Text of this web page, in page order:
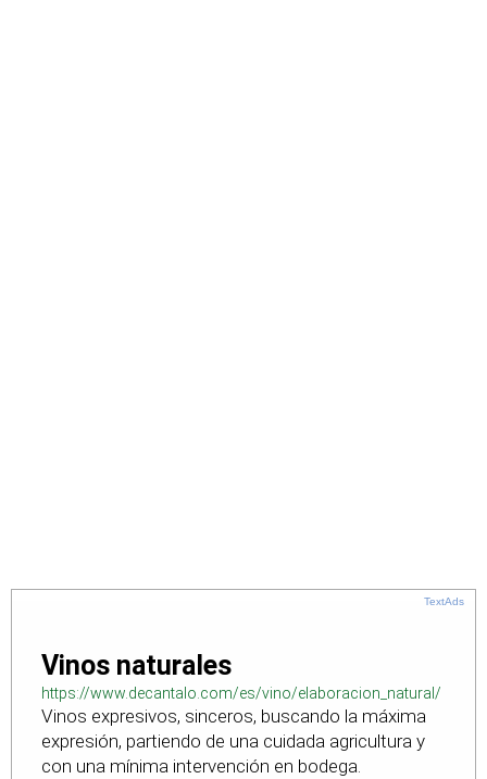
TextAds
Vinos naturales
https://www.decantalo.com/es/vino/elaboracion_natural/
Vinos expresivos, sinceros, buscando la máxima
expresión, partiendo de una cuidada agricultura y
con una mínima intervención en bodega.